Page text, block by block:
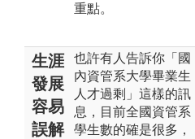
重點。
生涯
發展
容易
誤解
也許有人告訴你「國
內資管系大學畢業生
人才過剩」這樣的訊
息，目前全國資管系
學生數的確是很多，